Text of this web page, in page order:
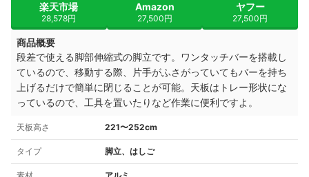
楽天市場
28,578円
Amazon
27,500円
ヤフー
27,500円
商品概要
段差で使える脚部伸縮式の脚立です。ワンタッチバーを搭載し
ているので、移動する際、片手がふさがっていてもバーを持ち
上げるだけで簡単に閉じることが可能。天板はトレー形状にな
っているので、工具を置いたりなど作業に便利ですよ。
天板高さ 221〜252cm
タイプ 脚立、はしご